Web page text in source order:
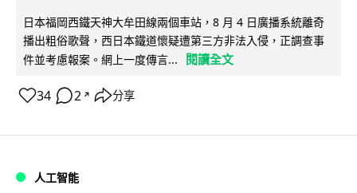
日本福岡西鐵天神大牟田線兩個車站，8 月 4 日廣播系統離奇
播出粗俗歌聲，西日本鐵道懷疑遭第三方非法入侵，正調查事
件並考慮報案。網上一度傳言...
閱讀全文
34 2 ↗ 分享
人工智能